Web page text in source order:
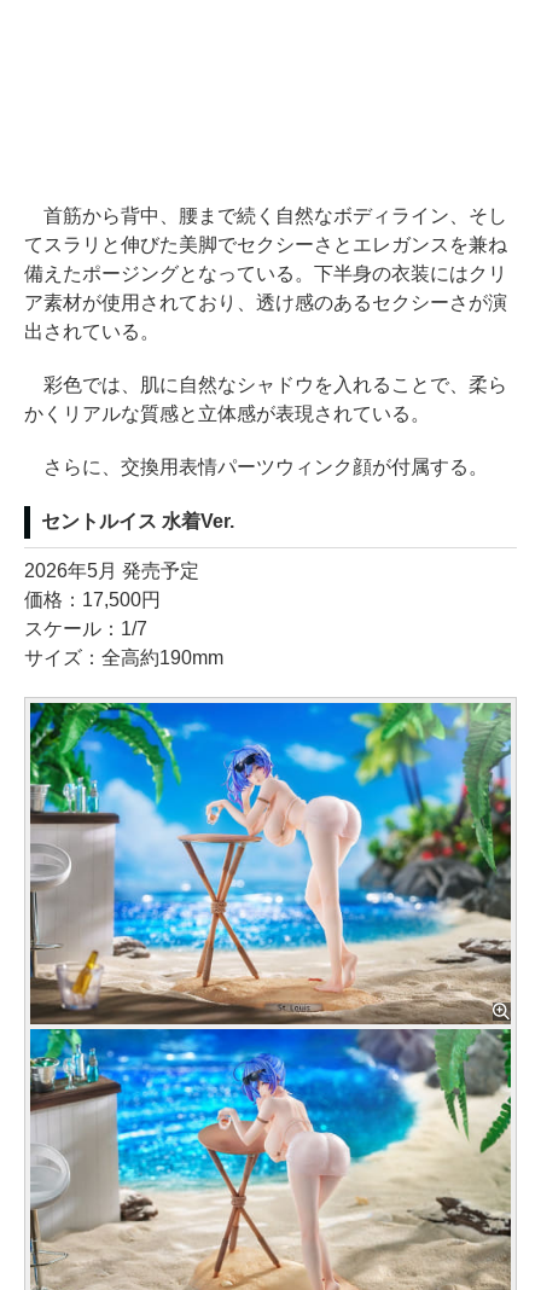
首筋から背中、腰まで続く自然なボディライン、そし
てスラリと伸びた美脚でセクシーさとエレガンスを兼ね
備えたポージングとなっている。下半身の衣装にはクリ
ア素材が使用されており、透け感のあるセクシーさが演
出されている。
彩色では、肌に自然なシャドウを入れることで、柔ら
かくリアルな質感と立体感が表現されている。
さらに、交換用表情パーツウィンク顔が付属する。
セントルイス 水着Ver.
2026年5月 発売予定
価格：17,500円
スケール：1/7
サイズ：全高約190mm